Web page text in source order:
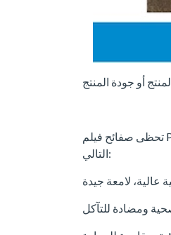
أو جودة المنتج
تحظى صفائح فيلم PET الشفافة فائقة الوضوح بشعبية كبيرة في الحياة وظروف العمل، مثل الأداء الممتاز على النحو
التالي:
عالية، لامعة جيدة
ومضادة للتآكل